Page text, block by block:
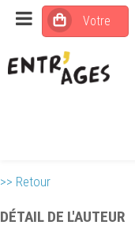
>> Retour
DÉTAIL DE L'AUTEUR